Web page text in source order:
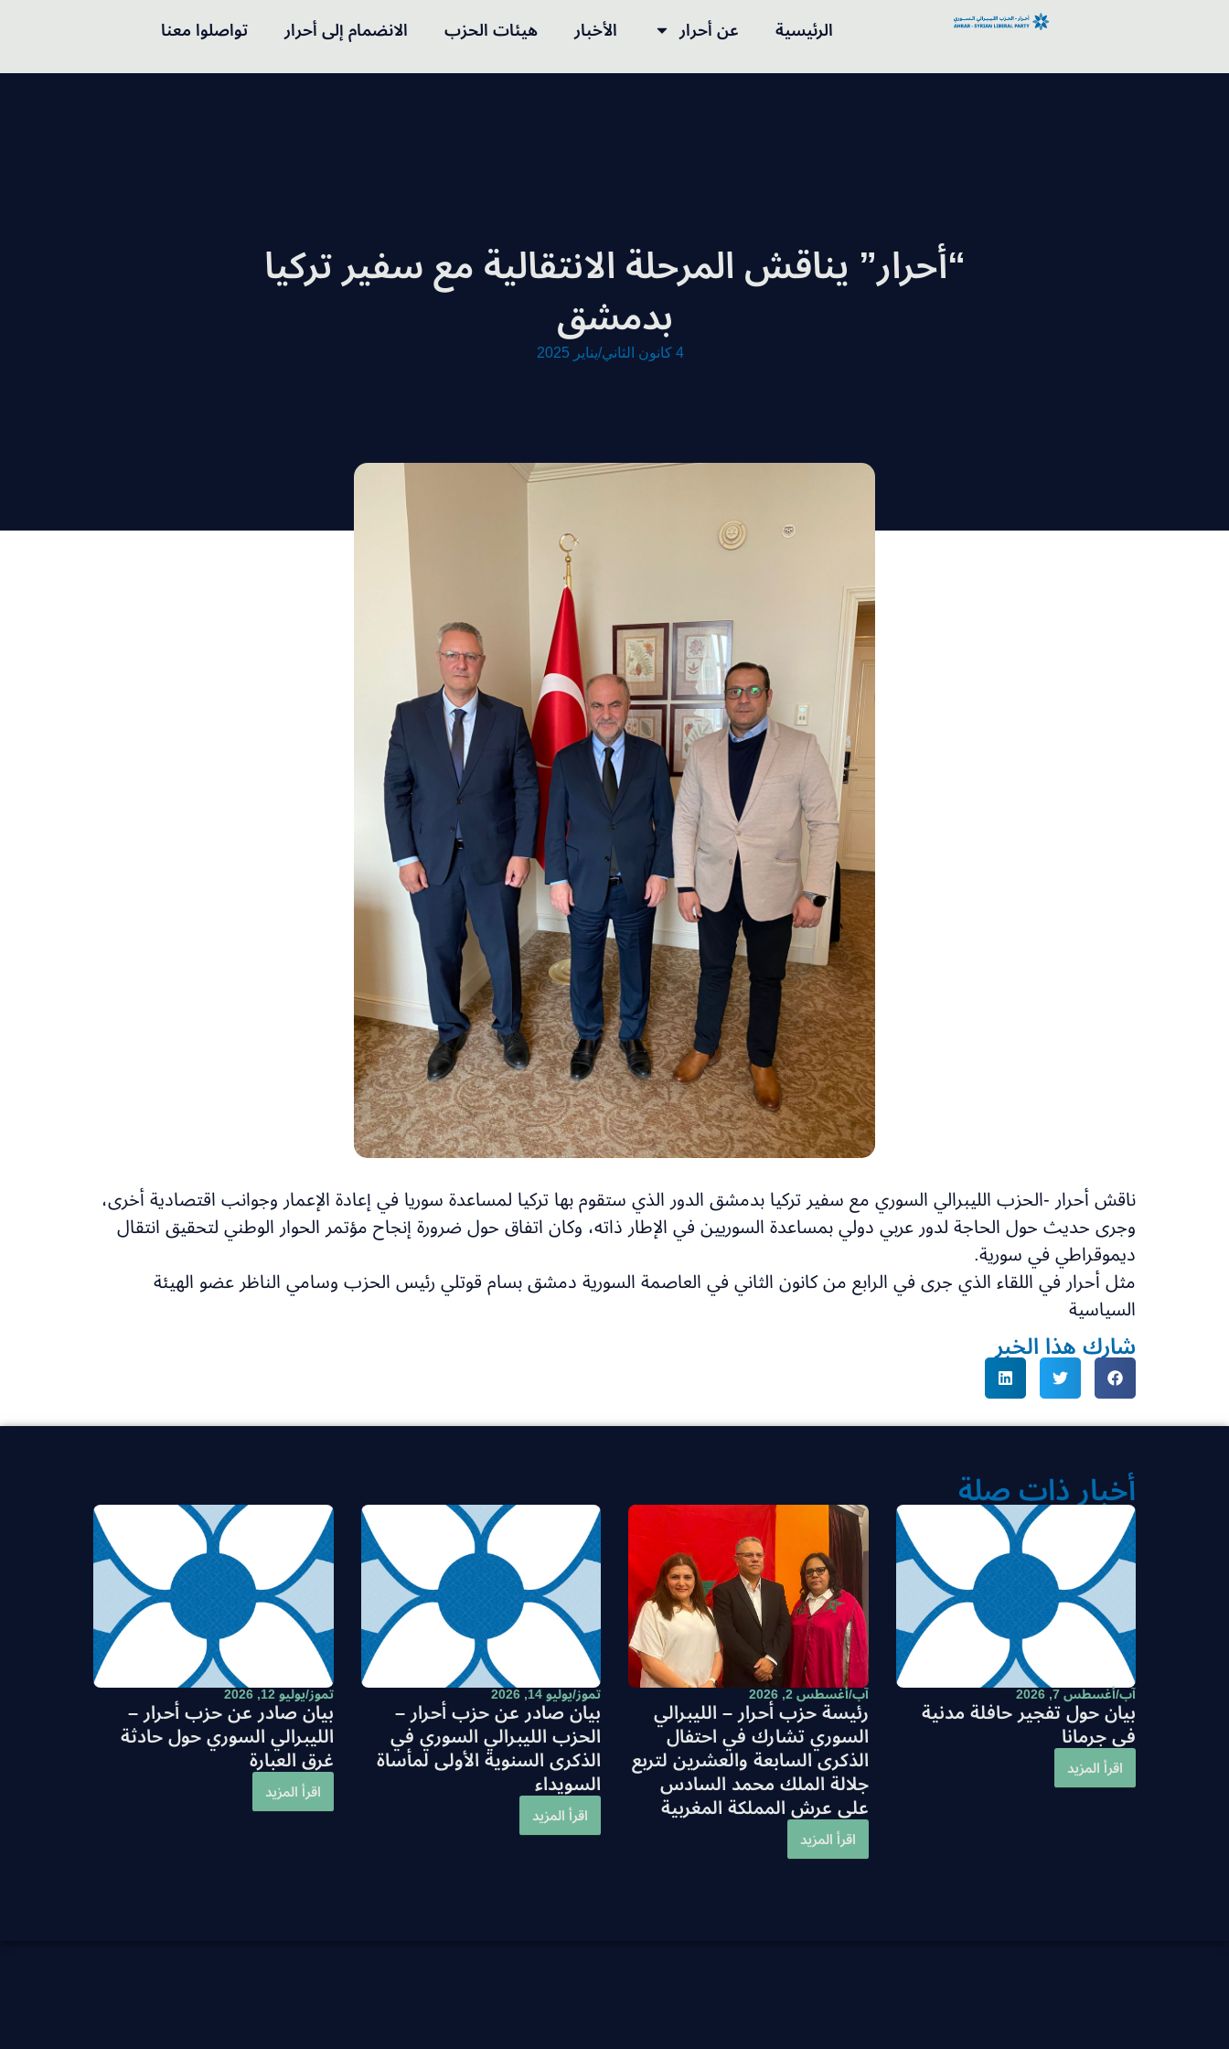
الرئيسية عن أحرار الأخبار هيئات الحزب الانضمام إلى أحرار تواصلوا معنا
“أحرار” يناقش المرحلة الانتقالية مع سفير تركيا
بدمشق
4 كانون الثاني/يناير 2025
ناقش أحرار -الحزب الليبرالي السوري مع سفير تركيا بدمشق الدور الذي ستقوم بها تركيا لمساعدة سوريا في إعادة الإعمار وجوانب اقتصادية أخرى،
وجرى حديث حول الحاجة لدور عربي دولي بمساعدة السوريين في الإطار ذاته، وكان اتفاق حول ضرورة إنجاح مؤتمر الحوار الوطني لتحقيق انتقال
ديموقراطي في سورية.
مثل أحرار في اللقاء الذي جرى في الرابع من كانون الثاني في العاصمة السورية دمشق بسام قوتلي رئيس الحزب وسامي الناظر عضو الهيئة
السياسية
شارك هذا الخبر
أخبار ذات صلة
آب/أغسطس 7, 2026
بيان حول تفجير حافلة مدنية
في جرمانا
اقرأ المزيد
آب/أغسطس 2, 2026
رئيسة حزب أحرار – الليبرالي
السوري تشارك في احتفال
الذكرى السابعة والعشرين لتربع
جلالة الملك محمد السادس
على عرش المملكة المغربية
اقرأ المزيد
تموز/يوليو 14, 2026
بيان صادر عن حزب أحرار –
الحزب الليبرالي السوري في
الذكرى السنوية الأولى لمأساة
السويداء
اقرأ المزيد
تموز/يوليو 12, 2026
بيان صادر عن حزب أحرار –
الليبرالي السوري حول حادثة
غرق العبارة
اقرأ المزيد